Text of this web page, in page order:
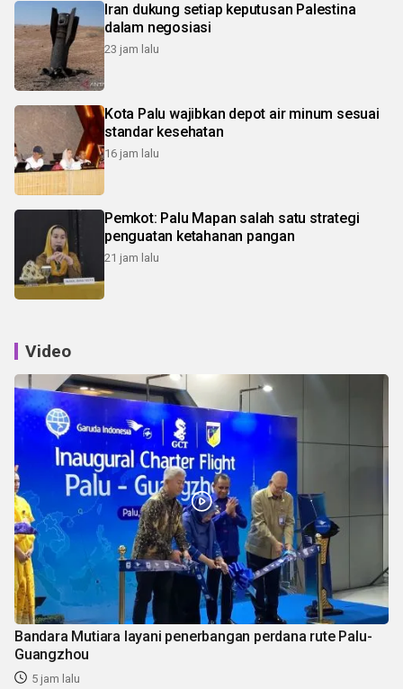
Iran dukung setiap keputusan Palestina
dalam negosiasi
23 jam lalu
Kota Palu wajibkan depot air minum sesuai
standar kesehatan
16 jam lalu
Pemkot: Palu Mapan salah satu strategi
penguatan ketahanan pangan
21 jam lalu
Video
Bandara Mutiara layani penerbangan perdana rute Palu-
Guangzhou
5 jam lalu